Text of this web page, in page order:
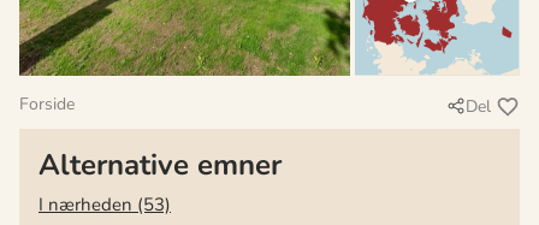
Forside Del
Alternative emner
I nærheden (53)